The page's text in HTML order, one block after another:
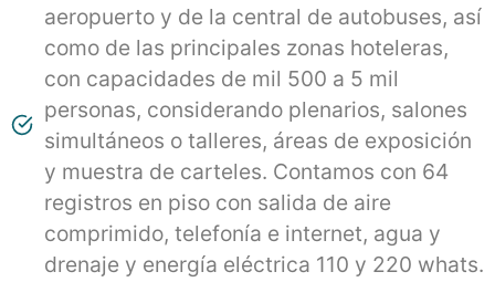
aeropuerto y de la central de autobuses, así
como de las principales zonas hoteleras,
con capacidades de mil 500 a 5 mil
personas, considerando plenarios, salones
simultáneos o talleres, áreas de exposición
y muestra de carteles. Contamos con 64
registros en piso con salida de aire
comprimido, telefonía e internet, agua y
drenaje y energía eléctrica 110 y 220 whats.